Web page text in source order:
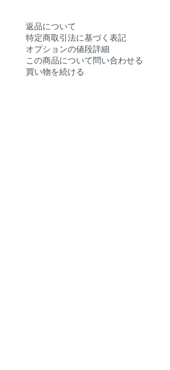
返品について
特定商取引法に基づく表記
オプションの値段詳細
この商品について問い合わせる
買い物を続ける